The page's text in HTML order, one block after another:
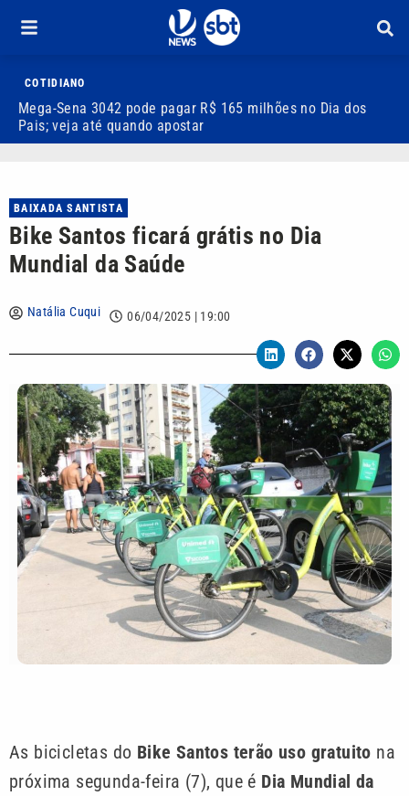
COTIDIANO
Mega-Sena 3042 pode pagar R$ 165 milhões no Dia dos
Pais; veja até quando apostar
BAIXADA SANTISTA
Bike Santos ficará grátis no Dia
Mundial da Saúde
Natália Cuqui 06/04/2025 | 19:00
As bicicletas do Bike Santos terão uso gratuito na
próxima segunda-feira (7), que é Dia Mundial da